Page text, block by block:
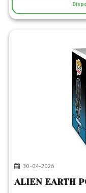
30-04-2026
ALIEN EARTH